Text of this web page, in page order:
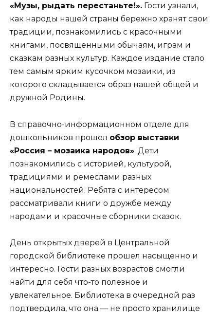
«Музы, рыдать перестаньте!». Гости узнали,
как народы нашей страны бережно хранят свои
традиции, познакомились с красочными
книгами, посвященными обычаям, играм и
сказкам разных культур. Каждое издание стало
тем самым ярким кусочком мозаики, из
которого складывается образ нашей общей и
дружной Родины.
В справочно-информационном отделе для
дошкольников прошел обзор выставки
«Россия – мозаика народов». Дети
познакомились с историей, культурой,
традициями и ремеслами разных
национальностей. Ребята с интересом
рассматривали книги о дружбе между
народами и красочные сборники сказок.
День открытых дверей в Центральной
городской библиотеке прошел насыщенно и
интересно. Гости разных возрастов смогли
найти для себя что-то полезное и
увлекательное. Библиотека в очередной раз
подтвердила, что она — не просто хранилище